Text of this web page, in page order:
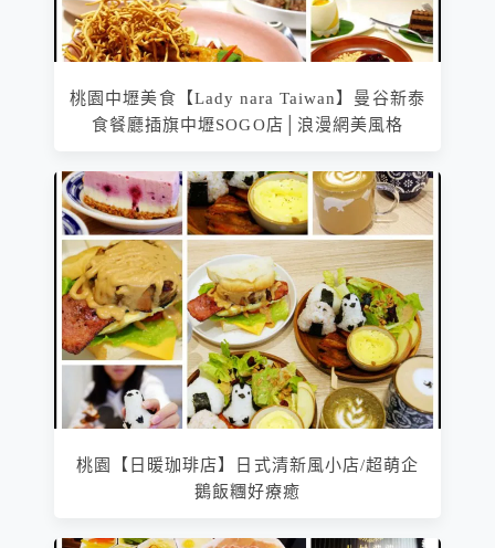
桃園中壢美食【Lady nara Taiwan】曼谷新泰
食餐廳插旗中壢SOGO店│浪漫網美風格
桃園【日暖珈琲店】日式清新風小店/超萌企
鵝飯糰好療癒